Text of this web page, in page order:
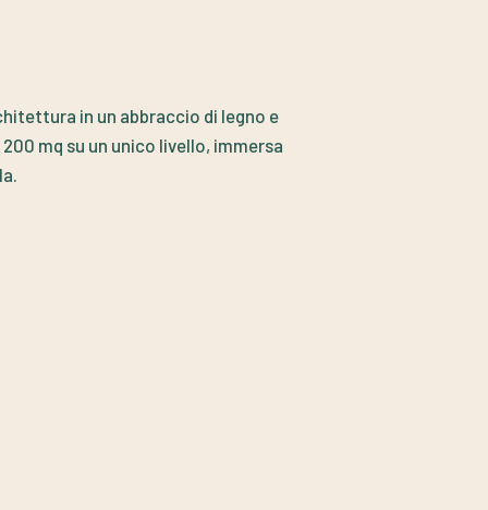
in un abbraccio di legno e
mq su un unico livello, immersa